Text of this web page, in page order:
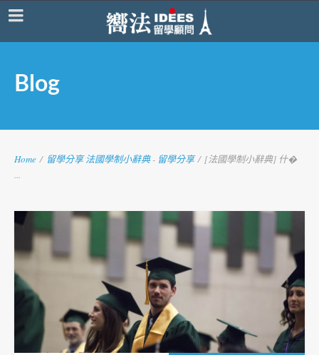
Blog
Home / 留學分享 法國學制小辭典 - 留學分享 / [法國學制小辭典] 什�